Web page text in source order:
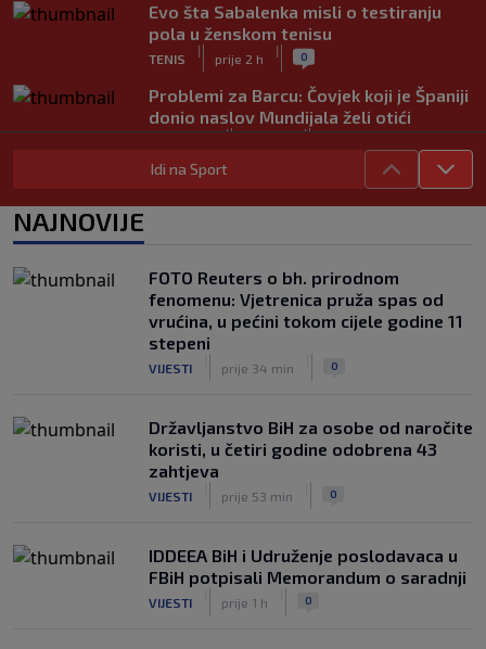
Evo šta Sabalenka misli o testiranju
pola u ženskom tenisu
TENIS
|
prije 2 h
| 0
Problemi za Barcu: Čovjek koji je Španiji
donio naslov Mundijala želi otići
| |
Željezničar bez sedmorice stranaca i
Samed Baždar ima novi klub! Igrat će
Evropu, na dresu zadužio "devetku"
NOGOMET
Idi na Sport
NAJNOVIJE
FOTO Reuters o bh. prirodnom
fenomenu: Vjetrenica pruža spas od
vrućina, u pećini tokom cijele godine 11
stepeni
VIJESTI prije 34 min 0
Državljanstvo BiH za osobe od naročite
koristi, u četiri godine odobrena 43
zahtjeva
VIJESTI prije 53 min 0
IDDEEA BiH i Udruženje poslodavaca u
FBiH potpisali Memorandum o saradnji
VIJESTI prije 1 h 0